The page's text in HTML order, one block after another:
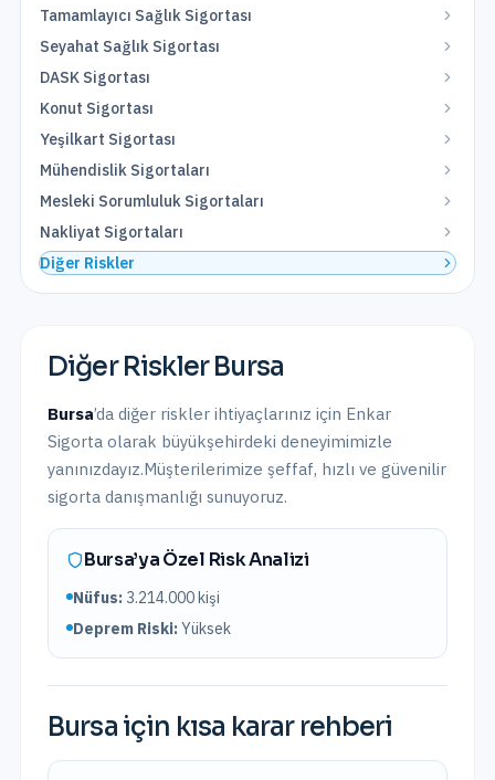
Tamamlayıcı Sağlık Sigortası
Seyahat Sağlık Sigortası
DASK Sigortası
Konut Sigortası
Yeşilkart Sigortası
Mühendislik Sigortaları
Mesleki Sorumluluk Sigortaları
Nakliyat Sigortaları
Diğer Riskler
Diğer RisklerBursa
Bursa’da diğer riskler ihtiyaçlarınız için Enkar
Sigorta olarak büyükşehirdeki deneyimimizle
yanınızdayız.Müşterilerimize şeffaf, hızlı ve güvenilir
sigorta danışmanlığı sunuyoruz.
Bursa’ya Özel Risk Analizi
Nüfus: 3.214.000kişi
Deprem Riski:Yüksek
Bursa için kısa karar rehberi